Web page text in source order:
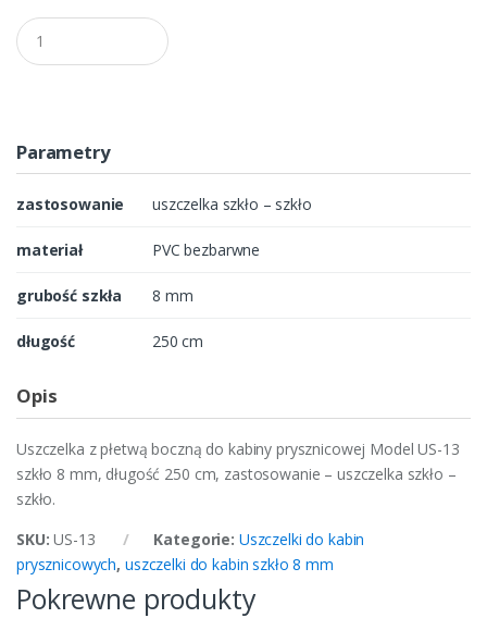
Q
u
a
t
yParametry
zastosowanie uszczelka szkło – szkło
materiał PVC bezbarwne
grubość szkła 8 mm
długość 250 cm
Opis
Uszczelka z płetwą boczną do kabiny prysznicowej Model US-13
szkło 8 mm, długość 250 cm, zastosowanie – uszczelka szkło –
szkło.
SKU:US-13 Kategorie: Uszczelki do kabin
prysznicowych, uszczelki do kabin szkło 8 mm
Pokrewne produkty